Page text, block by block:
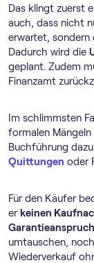
Das klingt zuerst
auch, dass nicht
erwartet, sondern
Dadurch wird die
geplant. Zudem
Finanzamt
Im schlimmsten
formalen
Buchführung
Quittungen oder
Für den Käufer
er keinen
Garantieanspruch
umtauschen,
Wiederverkauf